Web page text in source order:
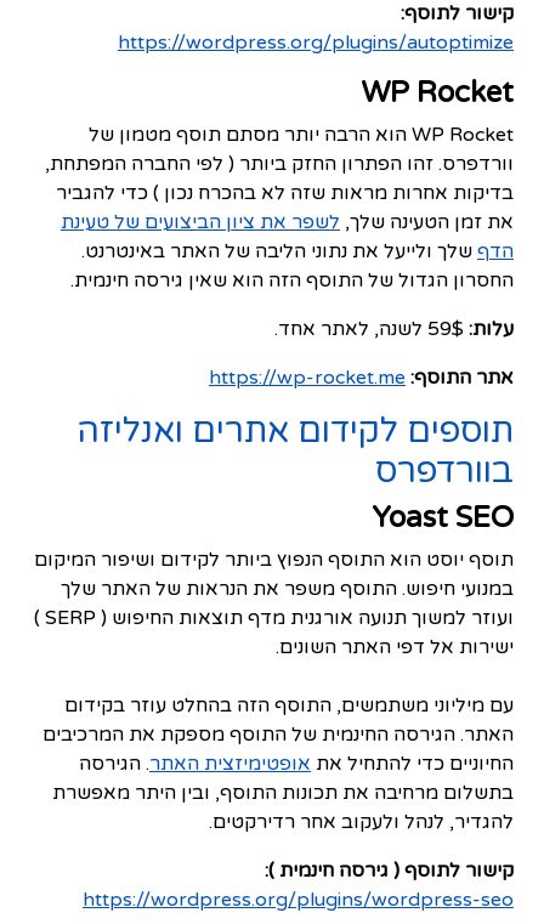
קישור לתוסף:
https://wordpress.org/plugins/autoptimize
WP Rocket
WP Rocket הוא הרבה יותר מסתם תוסף מטמון של
וורדפרס. זהו הפתרון החזק ביותר ( לפי החברה המפתחת,
בדיקות אחרות מראות שזה לא בהכרח נכון ) כדי להגביר
את זמן הטעינה שלך, לשפר את ציון הביצועים של טעינת
הדף ​​שלך ולייעל את נתוני הליבה של האתר באינטרנט.
החסרון הגדול של התוסף הזה הוא שאין גירסה חינמית.
עלות:
אתר התוסף: https://wp-rocket.me
תוספים לקידום אתרים ואנליזה
בוורדפרס
Yoast SEO
תוסף יוסט הוא התוסף הנפוץ ביותר לקידום ושיפור המיקום
במנועי חיפוש. התוסף משפר את הנראות של האתר שלך
ועוזר למשוך תנועה אורגנית מדף תוצאות החיפוש ( SERP )
ישירות אל דפי האתר השונים.
עם מיליוני משתמשים, התוסף הזה בהחלט עוזר בקידום
האתר. הגירסה החינמית של התוסף מספקת את המרכיבים
החיוניים כדי להתחיל את אופטימיזצית האתר. הגירסה
בתשלום מרחיבה את תכונות התוסף, ובין היתר מאפשרת
להגדיר, לנהל ולעקוב אחר רדירקטים.
קישור לתוסף ( גירסה חינמית ):
https://wordpress.org/plugins/wordpress-seo